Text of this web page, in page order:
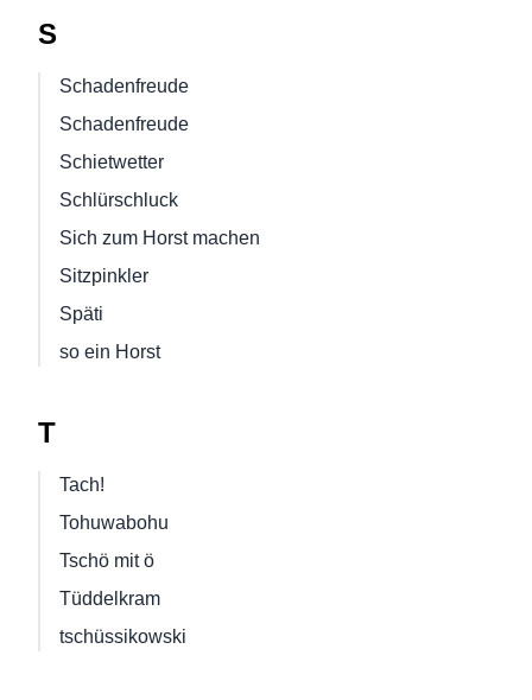
S
Schadenfreude
Schadenfreude
Schietwetter
Schlürschluck
Sich zum Horst machen
Sitzpinkler
Späti
so ein Horst
T
Tach!
Tohuwabohu
Tschö mit ö
Tüddelkram
tschüssikowski